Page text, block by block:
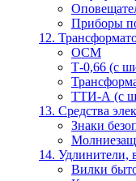
Приборы
12.
ОСМ
Т-0,66 (с
ТТИ-А (с
13. Средства
Знаки
14. Удлинители,
Вилки